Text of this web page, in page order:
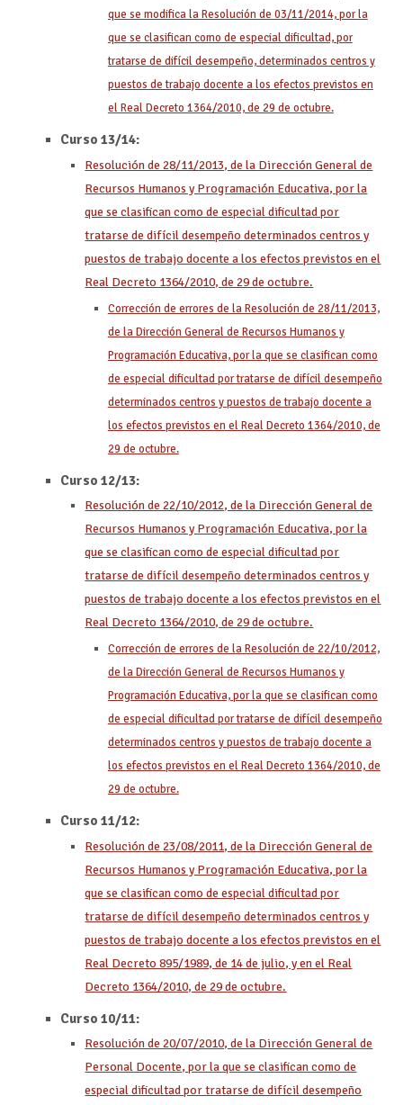
que se modifica la Resolución de 03/11/2014, por la
que se clasifican como de especial dificultad, por
tratarse de difícil desempeño, determinados centros y
puestos de trabajo docente a los efectos previstos en
el Real Decreto 1364/2010, de 29 de octubre.
Curso 13/14:
Resolución de 28/11/2013, de la Dirección General de
Recursos Humanos y Programación Educativa, por la
que se clasifican como de especial dificultad por
tratarse de difícil desempeño determinados centros y
puestos de trabajo docente a los efectos previstos en el
Real Decreto 1364/2010, de 29 de octubre.
Corrección de errores de la Resolución de 28/11/2013,
de la Dirección General de Recursos Humanos y
Programación Educativa, por la que se clasifican como
de especial dificultad por tratarse de difícil desempeño
determinados centros y puestos de trabajo docente a
los efectos previstos en el Real Decreto 1364/2010, de
29 de octubre.
Curso 12/13:
Resolución de 22/10/2012, de la Dirección General de
Recursos Humanos y Programación Educativa, por la
que se clasifican como de especial dificultad por
tratarse de difícil desempeño determinados centros y
puestos de trabajo docente a los efectos previstos en el
Real Decreto 1364/2010, de 29 de octubre.
Corrección de errores de la Resolución de 22/10/2012,
de la Dirección General de Recursos Humanos y
Programación Educativa, por la que se clasifican como
de especial dificultad por tratarse de difícil desempeño
determinados centros y puestos de trabajo docente a
los efectos previstos en el Real Decreto 1364/2010, de
29 de octubre.
Curso 11/12:
Resolución de 23/08/2011, de la Dirección General de
Recursos Humanos y Programación Educativa, por la
que se clasifican como de especial dificultad por
tratarse de difícil desempeño determinados centros y
puestos de trabajo docente a los efectos previstos en el
Real Decreto 895/1989, de 14 de julio, y en el Real
Decreto 1364/2010, de 29 de octubre.
Curso 10/11:
Resolución de 20/07/2010, de la Dirección General de
Personal Docente, por la que se clasifican como de
especial dificultad por tratarse de difícil desempeño